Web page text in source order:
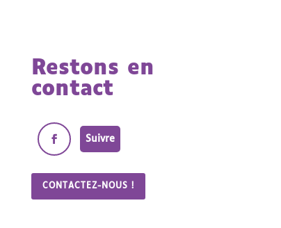
Restons en
contact
Suivre
CONTACTEZ-NOUS !